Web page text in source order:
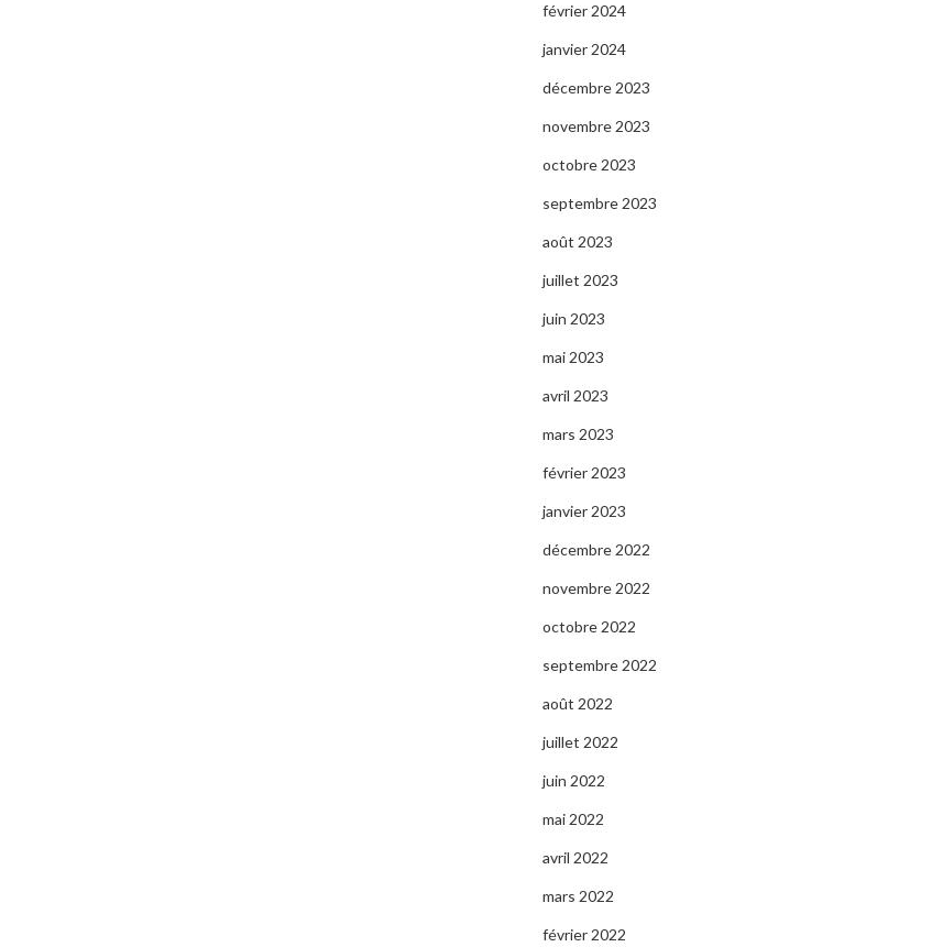
février 2024
janvier 2024
décembre 2023
novembre 2023
octobre 2023
septembre 2023
août 2023
juillet 2023
juin 2023
mai 2023
avril 2023
mars 2023
février 2023
janvier 2023
décembre 2022
novembre 2022
octobre 2022
septembre 2022
août 2022
juillet 2022
juin 2022
mai 2022
avril 2022
mars 2022
février 2022